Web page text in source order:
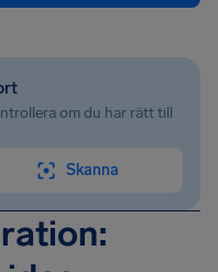
om du har rätt till
Skanna